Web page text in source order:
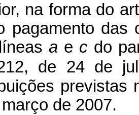
na forma do
pagamento das
a e c do
de 24 de
previstas
de 2007.